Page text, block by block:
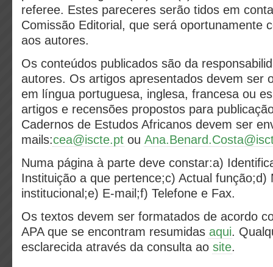
referee. Estes pareceres serão tidos em
Comissão Editorial, que será oportunamente
aos autores.
Os conteúdos publicados são da
autores. Os artigos apresentados devem ser
em língua portuguesa, inglesa, francesa ou
artigos e recensões propostos para
Cadernos de Estudos Africanos devem ser
mails:cea@iscte.pt ou
Numa página à parte deve constar:a)
Instituição a que pertence;c) Actual função;d)
institucional;e) E-mail;f) Telefone e Fax.
Os textos devem ser formatados de acordo
APA que se encontram resumidas aqui.
esclarecida através da consulta ao site.